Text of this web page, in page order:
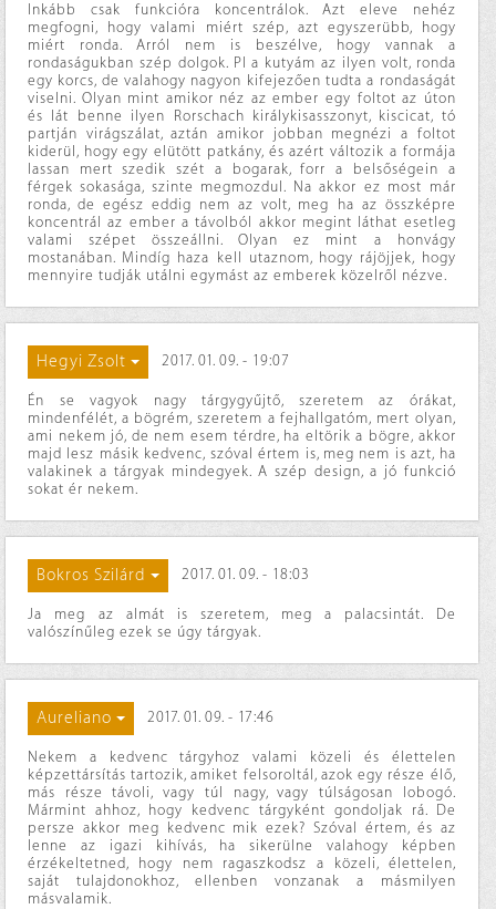
Inkább csak funkcióra koncentrálok. Azt eleve nehéz
megfogni, hogy valami miért szép, azt egyszerübb, hogy
miért ronda. Arról nem is beszélve, hogy vannak a
rondaságukban szép dolgok. Pl a kutyám az ilyen volt, ronda
egy korcs, de valahogy nagyon kifejezően tudta a rondaságát
viselni. Olyan mint amikor néz az ember egy foltot az úton
és lát benne ilyen Rorschach királykisasszonyt, kiscicat, tó
partján virágszálat, aztán amikor jobban megnézi a foltot
kiderül, hogy egy elütött patkány, és azért változik a formája
lassan mert szedik szét a bogarak, forr a belsőségein a
férgek sokasága, szinte megmozdul. Na akkor ez most már
ronda, de egész eddig nem az volt, meg ha az összképre
koncentrál az ember a távolból akkor megint láthat esetleg
valami szépet összeállni. Olyan ez mint a honvágy
mostanában. Mindíg haza kell utaznom, hogy rájöjjek, hogy
mennyire tudják utálni egymást az emberek közelről nézve.
Hegyi Zsolt 2017. 01. 09. - 19:07
Én se vagyok nagy tárgygyűjtő, szeretem az órákat,
mindenfélét, a bögrém, szeretem a fejhallgatóm, mert olyan,
ami nekem jó, de nem esem térdre, ha eltörik a bögre, akkor
majd lesz másik kedvenc, szóval értem is, meg nem is azt, ha
valakinek a tárgyak mindegyek. A szép design, a jó funkció
sokat ér nekem.
Bokros Szilárd 2017. 01. 09. - 18:03
Ja meg az almát is szeretem, meg a palacsintát. De
valószínűleg ezek se úgy tárgyak.
Aureliano 2017. 01. 09. - 17:46
Nekem a kedvenc tárgyhoz valami közeli és élettelen
képzettársítás tartozik, amiket felsoroltál, azok egy része élő,
más része távoli, vagy túl nagy, vagy túlságosan lobogó.
Mármint ahhoz, hogy kedvenc tárgyként gondoljak rá. De
persze akkor meg kedvenc mik ezek? Szóval értem, és az
lenne az igazi kihívás, ha sikerülne valahogy képben
érzékeltetned, hogy nem ragaszkodsz a közeli, élettelen,
saját tulajdonokhoz, ellenben vonzanak a másmilyen
másvalamik.